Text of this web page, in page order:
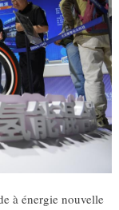
à énergie nouvelle